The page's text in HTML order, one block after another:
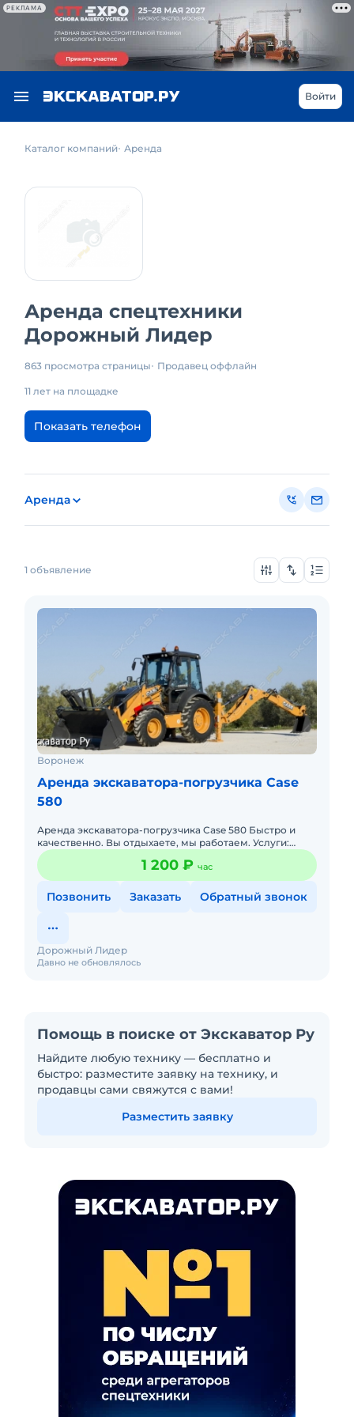
РЕКЛАМА
Войти
Каталог компаний Аренда
Аренда спецтехники
Дорожный Лидер
863 просмотра страницы Продавец оффлайн
11 лет на площадке
Показать телефон
Аренда
1 объявление
Воронеж
Аренда экскаватора-погрузчика Case
580
Аренда экскаватора-погрузчика Case 580 Быстро и
качественно. Вы отдыхаете, мы работаем. Услуги:
рытье ям, котлованов, траншей, уборка лишнего
грунта, вывоз грун
1 200 ₽ час
Позвонить Заказать Обратный звонок
Давно не обновлялось
Дорожный Лидер
Помощь в поиске от Экскаватор Ру
Найдите любую технику — бесплатно и
быстро: разместите заявку на технику, и
продавцы сами свяжутся с вами!
Разместить заявку